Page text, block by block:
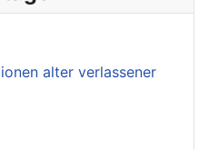
alter verlassener